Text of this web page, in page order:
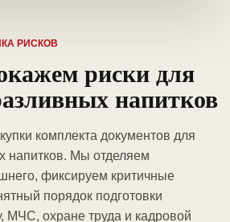
РИСКОВ
риски для
напитков
комплекта документов для
напитков. Мы отделяем
фиксируем критичные
порядок подготовки
МЧС, охране труда и кадровой